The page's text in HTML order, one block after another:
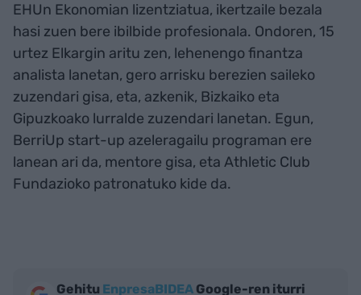
EHUn Ekonomian lizentziatua, ikertzaile bezala
hasi zuen bere ibilbide profesionala. Ondoren, 15
urtez Elkargin aritu zen, lehenengo finantza
analista lanetan, gero arrisku berezien saileko
zuzendari gisa, eta, azkenik, Bizkaiko eta
Gipuzkoako lurralde zuzendari lanetan. Egun,
BerriUp start-up azeleragailu programan ere
lanean ari da, mentore gisa, eta Athletic Club
Fundazioko patronatuko kide da.
Gehitu EnpresaBIDEA Google-ren iturri